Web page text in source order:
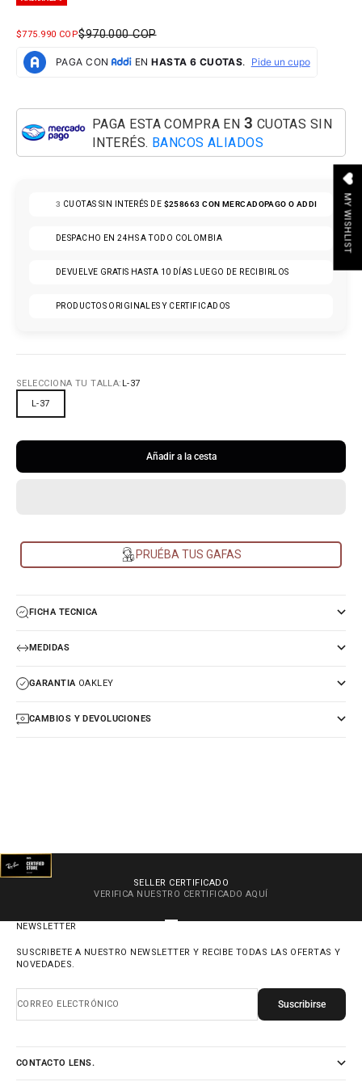
PRECIO DE OFERTA
$775.990 COPPRECIO NORMAL
$970.000 COP
PAGA ESTA COMPRA EN 3 CUOTAS SIN
INTERÉS. BANCOS ALIADOS
3 CUOTAS SIN INTERÉS DE $258663CON MERCADOPAGO O ADDI
DESPACHO EN 24HS A TODO COLOMBIA
DEVUELVE GRATIS HASTA 10 DÍAS LUEGO DE RECIBIRLOS
PRODUCTOS ORIGINALES Y CERTIFICADOS
SELECCIONA TU TALLA: L-37
L-37
Añadir a la cesta
PRUÉBA TUS GAFAS
FICHA TECNICA
MEDIDAS
GARANTIAOAKLEY
CAMBIOS Y DEVOLUCIONES
SELLER CERTIFICADO
VERIFICA NUESTRO CERTIFICADO AQUÍ
NEWSLETTER
SUSCRIBETE A NUESTRO NEWSLETTER Y RECIBE TODAS LAS OFERTAS Y
NOVEDADES.
CORREO ELECTRÓNICO Suscribirse
CONTACTO LENS.
MY WISHLIST